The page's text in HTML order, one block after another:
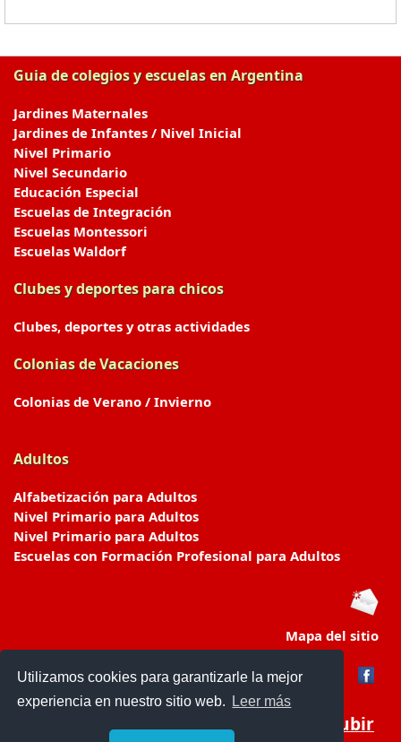
Utilizamos cookies para garantizarle la mejor
experiencia en nuestro sitio web.
Leer más
Guia de colegios y escuelas en Argentina
Jardines Maternales
Jardines de Infantes / Nivel Inicial
Nivel Primario
Nivel Secundario
Educación Especial
Escuelas de Integración
Escuelas Montessori
Escuelas Waldorf
Clubes y deportes para chicos
Clubes, deportes y otras actividades
Colonias de Vacaciones
Colonias de Verano / Invierno
Adultos
Alfabetización para Adultos
Nivel Primario para Adultos
Nivel Primario para Adultos
Escuelas con Formación Profesional para Adultos
Mapa del sitio
Subir